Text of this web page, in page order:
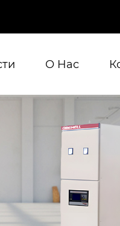
О Hас